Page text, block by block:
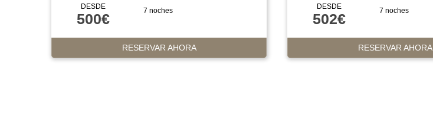
DESDE
500€ 7 noches
RESERVAR AHORA
DESDE
502€ 7 noches
RESERVAR AHORA